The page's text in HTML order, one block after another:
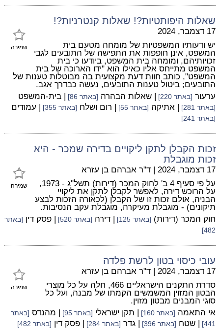
שאלות היפותטיות?! שאלות קנטרניות?!
שמירה
17 דצמבר, 2024
יש ודעותיו המשפטיות של מומחה מטעם בית
המשפט, אינן חופפות את התפישה של התובעים לגבי
זכויותיהם, ומומחה בית המשפט, ביודעו כי בית
המשפט מתייחס אליו כאילו הוא "ידו הארוכה של בית
המשפט", כותב חוות דעת מקצועית בה מבוטלות טענות של
התובעים; ביטול טענות התובעים, נעשה כבדרך אגב.
ערעור [באתר 220] | שאלות הבהרה [באתר 86] | בית-המשפט
[באתר 281] | אתיקה [באתר 55] | רום ושלח [באתר 355] | עמודים
[באתר 241]
זכות הקבלן לתקן ליקויים בדירה שמכר - היא
זכות מוגבלת
שמירה
17 דצמבר, 2024 | ד"ר אברהם בן עזרא
על פי סעיף 4 ב' לחוק המכר (דירות) תשל"ג - 1973,
על הרוכש דירה, לאפשר לקבלן לתקן את ליקויי
הבניה, אולם זכות זו של הקבלן (לכאורה הזכות לבצע
תיקונים) - מוגבלת מעיקרה, מוגבלת עקב הנסיבות.
חוק המכר (דירות) [באתר 125] | דירה [באתר 520] | פסק דין [באתר
482]
עובי כיסוי בטון לרשת פלדה
שמירה
17 דצמבר, 2024 | ד"ר אברהם בן עזרא
סדרת התקנים הישראליים 466, חלה על כל מוצרי
הבטון המזוין המשמשים הקמתו של מבנה, ועל כל
סוגי המבנים מבטון מזוין.
אי התאמה [באתר 160] | תקן ישראלי [באתר 95] | מהנדס [באתר
441]
| שטח [באתר 396] | גדר [באתר 284] | פסק דין [באתר 482]